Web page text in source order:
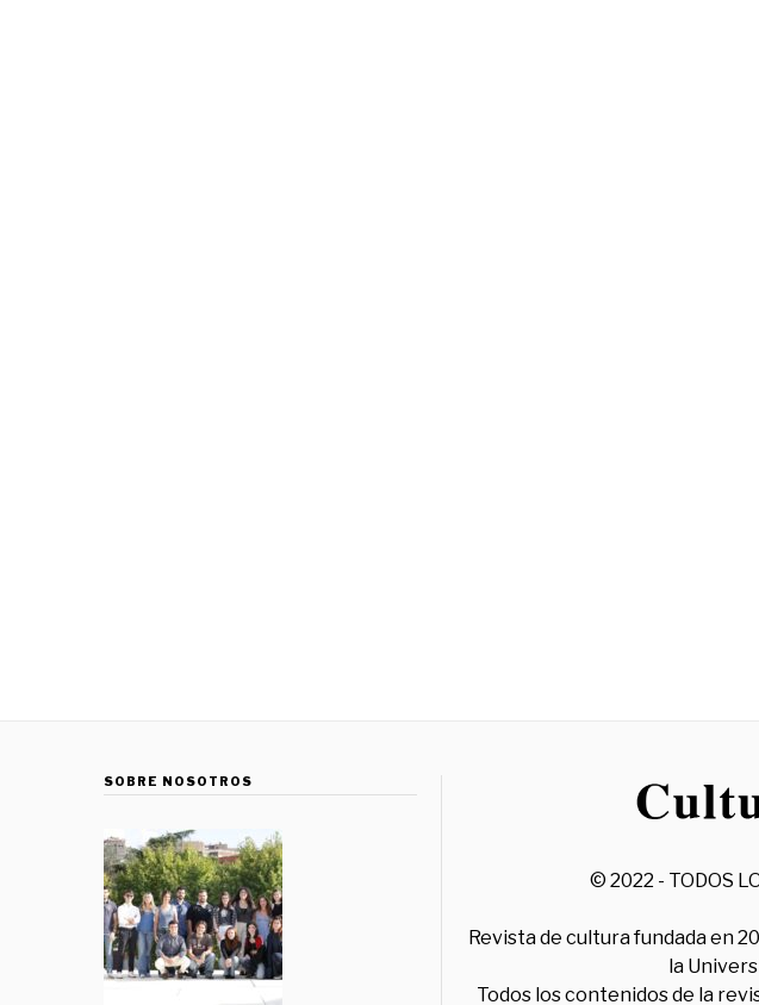
SOBRE NOSOTROS
© 2022 - TODOS
Revista de cultura fundada en
la
Todos los contenidos de la